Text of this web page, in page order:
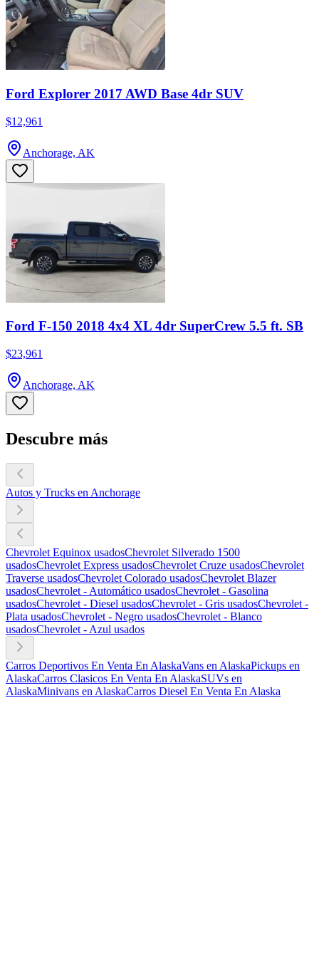
Ford Explorer 2017 AWD Base 4dr SUV
$12,961
Anchorage, AK
Ford F-150 2018 4x4 XL 4dr SuperCrew 5.5 ft. SB
$23,961
Anchorage, AK
Descubre más
Autos y Trucks en Anchorage
Chevrolet Equinox usadosChevrolet Silverado 1500
usadosChevrolet Express usadosChevrolet Cruze usadosChevrolet
Traverse usadosChevrolet Colorado usadosChevrolet Blazer
usadosChevrolet - Automático usadosChevrolet - Gasolina
usadosChevrolet - Diesel usadosChevrolet - Gris usadosChevrolet -
Plata usadosChevrolet - Negro usadosChevrolet - Blanco
usadosChevrolet - Azul usados
Carros Deportivos En Venta En AlaskaVans en AlaskaPickups en
AlaskaCarros Clasicos En Venta En AlaskaSUVs en
AlaskaMinivans en AlaskaCarros Diesel En Venta En Alaska